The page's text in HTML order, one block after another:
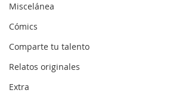
Miscelánea
Cómics
Comparte tu talento
Relatos originales
Extra